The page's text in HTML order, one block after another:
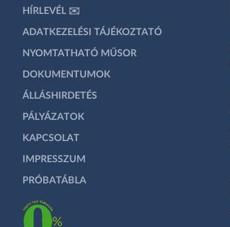
HÍRLEVÉL ✉️
ADATKEZELÉSI TÁJÉKOZTATÓ
NYOMTATHATÓ MŰSOR
DOKUMENTUMOK
ÁLLÁSHIRDETÉS
PÁLYÁZATOK
KAPCSOLAT
IMPRESSZUM
PRÓBATÁBLA